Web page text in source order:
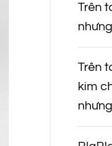
Trên
Trên
kim